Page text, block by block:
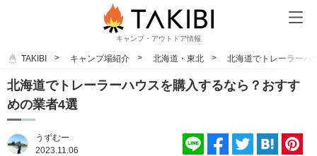
キャンプ・アウトドア情報
TAKIBI キャンプ場紹介 北海道・東北 北海道でトレーラーハ
北海道でトレーラーハウスを購入するなら？おすす
めの業者4選
うずむー
2023.11.06